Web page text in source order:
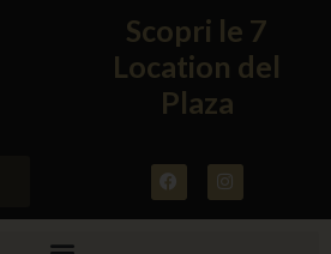
Scopri le 7
Location del
Plaza